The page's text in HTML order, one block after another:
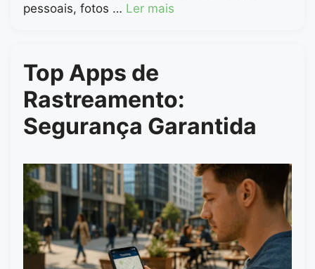
pessoais, fotos … Ler mais
Top Apps de
Rastreamento:
Segurança Garantida